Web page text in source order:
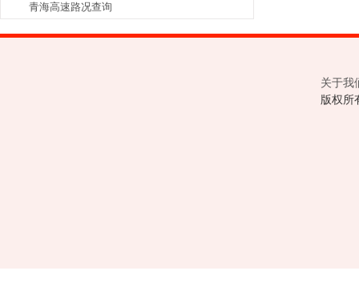
青海高速路况查询
关于我
版权所